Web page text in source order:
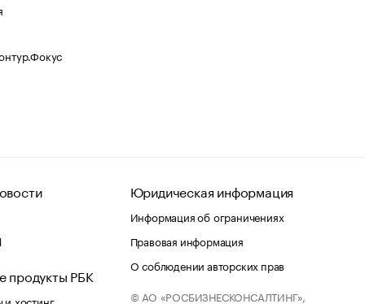
продукты РБК
хостинг
Юридическая информация
Информация об ограничениях
Правовая информация
О соблюдении авторских прав
© АО «РОСБИЗНЕСКОНСАЛТИНГ»,